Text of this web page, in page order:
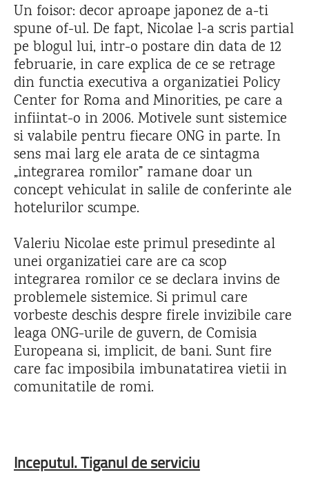
Un foisor: decor aproape japonez de a-ti
spune of-ul. De fapt, Nicolae l-a scris partial
pe blogul lui, intr-o postare din data de 12
februarie, in care explica de ce se retrage
din functia executiva a organizatiei Policy
Center for Roma and Minorities, pe care a
infiintat-o in 2006. Motivele sunt sistemice
si valabile pentru fiecare ONG in parte. In
sens mai larg ele arata de ce sintagma
„integrarea romilor” ramane doar un
concept vehiculat in salile de conferinte ale
hotelurilor scumpe.
Valeriu Nicolae este primul presedinte al
unei organizatiei care are ca scop
integrarea romilor ce se declara invins de
problemele sistemice. Si primul care
vorbeste deschis despre firele invizibile care
leaga ONG-urile de guvern, de Comisia
Europeana si, implicit, de bani. Sunt fire
care fac imposibila imbunatatirea vietii in
comunitatile de romi.
Inceputul. Tiganul de serviciu